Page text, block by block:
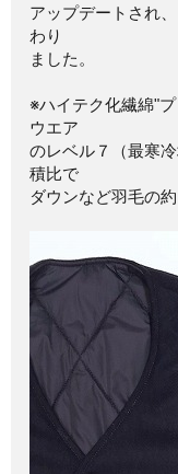
アップデートされ
わり
ました。
※ハイテク化繊綿"
ウエア
のレベル７（最寒
積比で
ダウンなど羽毛の